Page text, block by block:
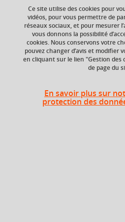
Ce site utilise des cookies pour
vidéos, pour vous permettre de
réseaux sociaux, et pour mesurer
vous donnons la possibilité
cookies. Nous conservons votre
pouvez changer d’avis et modifier
en cliquant sur le lien "Gestion des
de page du
En savoir plus sur
protection des
ECTS
3 crédits
Période de l'année
Printemps (janv. à
avril/mai)